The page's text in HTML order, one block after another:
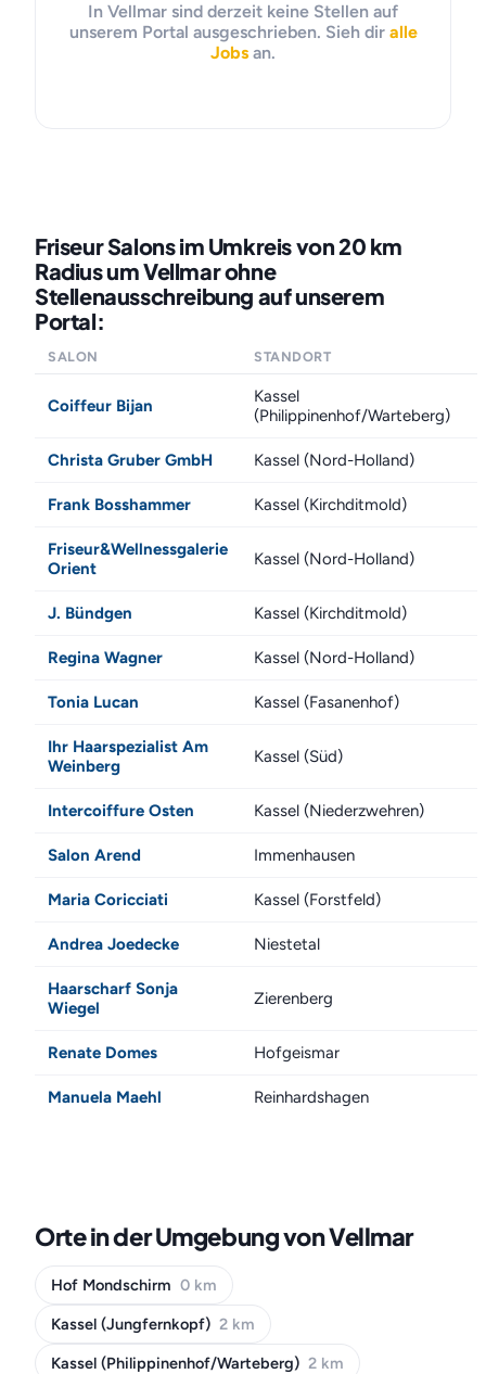
In Vellmar sind derzeit keine Stellen auf
unserem Portal ausgeschrieben. Sieh dir alle
Jobs an.
Friseur Salons im Umkreis von 20 km
Radius um Vellmar ohne
Stellenausschreibung auf unserem
Portal:
SALON STANDORT
Coiffeur Bijan
Kassel
(Philippinenhof/Warteberg)
Christa Gruber GmbH Kassel (Nord-Holland)
Frank Bosshammer Kassel (Kirchditmold)
Friseur&Wellnessgalerie
Orient
Kassel (Nord-Holland)
J. Bündgen Kassel (Kirchditmold)
Regina Wagner Kassel (Nord-Holland)
Tonia Lucan Kassel (Fasanenhof)
Ihr Haarspezialist Am
Weinberg
Kassel (Süd)
Intercoiffure Osten Kassel (Niederzwehren)
Salon Arend Immenhausen
Maria Coricciati Kassel (Forstfeld)
Andrea Joedecke Niestetal
Haarscharf Sonja
Wiegel
Zierenberg
Renate Domes Hofgeismar
Manuela Maehl Reinhardshagen
Orte in der Umgebung von Vellmar
Hof Mondschirm 0 km
Kassel (Jungfernkopf) 2 km
Kassel (Philippinenhof/Warteberg) 2 km